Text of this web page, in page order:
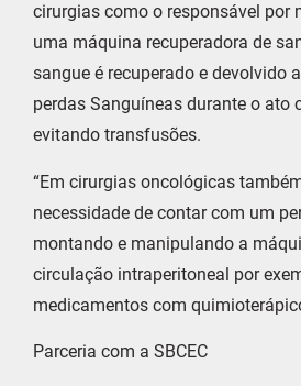
cirurgias como o responsável por
uma máquina recuperadora de
sangue é recuperado e devolvido
perdas Sanguíneas durante o ato
evitando transfusões.
“Em cirurgias oncológicas
necessidade de contar com um
montando e manipulando a
circulação intraperitoneal por
medicamentos com
Parceria com a SBCEC